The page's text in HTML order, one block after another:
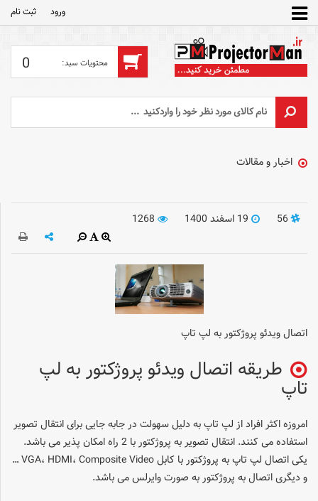
ورود ثبت‌ نام
0
اخبار و مقالات
56 19 اسفند 1400 1268
اتصال ویدئو پروژکتور به لپ تاپ
طریقه اتصال ویدئو پروژکتور به لپ
تاپ
امروزه اکثر افراد از لپ تاپ به دلیل سهولت در جابه جایی برای انتقال تصویر
استفاده می کنند. انتقال تصویر به پروژکتور با 2 راه امکان پذیر می باشد.
یکی اتصال لپ تاپ به پروژکتور با کابل VGA، HDMI، Composite Video …
و دیگری اتصال به پروژکتور به صورت وایرلس می باشد.